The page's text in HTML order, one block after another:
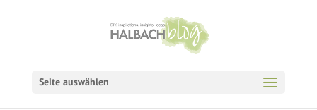
Seite auswählen